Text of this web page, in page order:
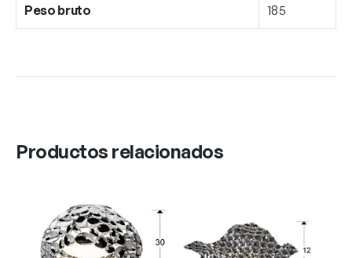
Peso bruto 185
Productos relacionados